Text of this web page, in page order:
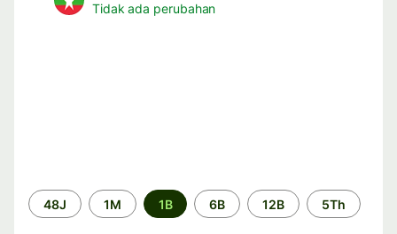
Tidak ada perubahan
Periode
waktu
48J 1M 1B 6B 12B 5Th